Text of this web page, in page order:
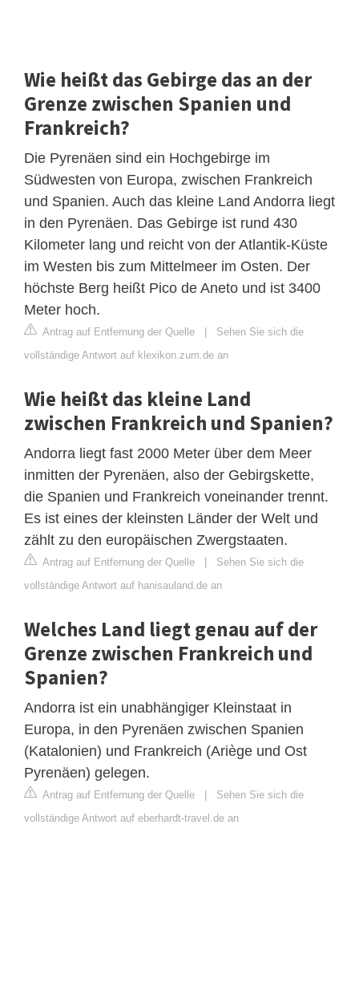
Wie heißt das Gebirge das an der
Grenze zwischen Spanien und
Frankreich?
Die Pyrenäen sind ein Hochgebirge im
Südwesten von Europa, zwischen Frankreich
und Spanien. Auch das kleine Land Andorra liegt
in den Pyrenäen. Das Gebirge ist rund 430
Kilometer lang und reicht von der Atlantik-Küste
im Westen bis zum Mittelmeer im Osten. Der
höchste Berg heißt Pico de Aneto und ist 3400
Meter hoch.
Antrag auf Entfernung der Quelle | Sehen Sie sich die
vollständige Antwort auf klexikon.zum.de an
Wie heißt das kleine Land
zwischen Frankreich und Spanien?
Andorra liegt fast 2000 Meter über dem Meer
inmitten der Pyrenäen, also der Gebirgskette,
die Spanien und Frankreich voneinander trennt.
Es ist eines der kleinsten Länder der Welt und
zählt zu den europäischen Zwergstaaten.
Antrag auf Entfernung der Quelle | Sehen Sie sich die
vollständige Antwort auf hanisauland.de an
Welches Land liegt genau auf der
Grenze zwischen Frankreich und
Spanien?
Andorra ist ein unabhängiger Kleinstaat in
Europa, in den Pyrenäen zwischen Spanien
(Katalonien) und Frankreich (Ariège und Ost
Pyrenäen) gelegen.
Antrag auf Entfernung der Quelle | Sehen Sie sich die
vollständige Antwort auf eberhardt-travel.de an